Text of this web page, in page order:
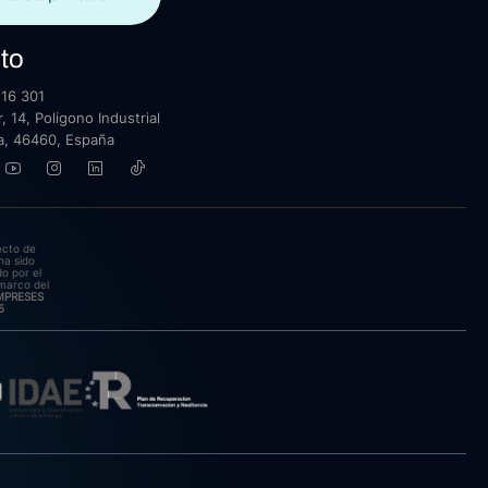
301
14, Poligono Industrial
46460, España
de
sido
por el
del